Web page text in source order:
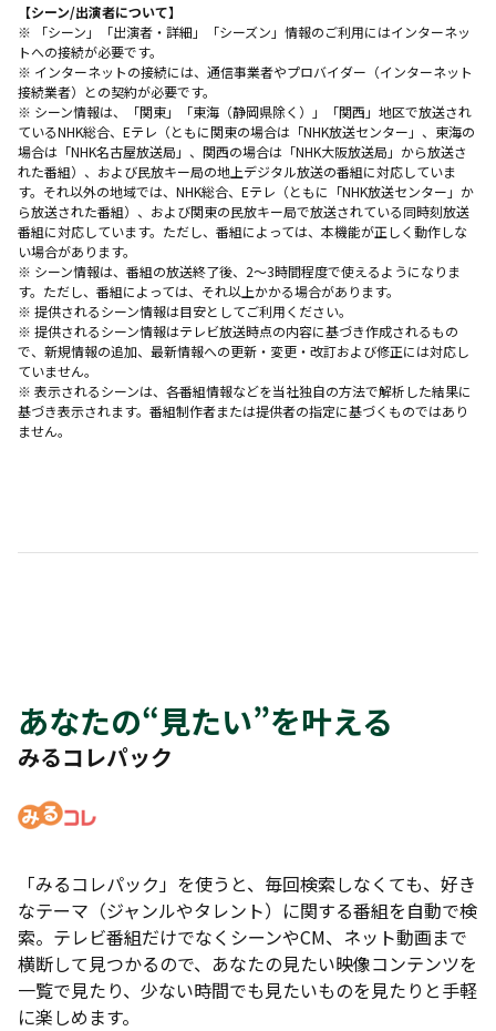
【シーン/出演者について】
※ 「シーン」「出演者・詳細」「シーズン」情報のご利用にはインターネッ
トへの接続が必要です。
※ インターネットの接続には、通信事業者やプロバイダー（インターネット
接続業者）との契約が必要です。
※ シーン情報は、「関東」「東海（静岡県除く）」「関西」地区で放送され
ているNHK総合、Eテレ（ともに関東の場合は「NHK放送センター」、東海の
場合は「NHK名古屋放送局」、関西の場合は「NHK大阪放送局」から放送さ
れた番組）、および民放キー局の地上デジタル放送の番組に対応していま
す。それ以外の地域では、NHK総合、Eテレ（ともに「NHK放送センター」か
ら放送された番組）、および関東の民放キー局で放送されている同時刻放送
番組に対応しています。ただし、番組によっては、本機能が正しく動作しな
い場合があります。
※ シーン情報は、番組の放送終了後、2〜3時間程度で使えるようになりま
す。ただし、番組によっては、それ以上かかる場合があります。
※ 提供されるシーン情報は目安としてご利用ください。
※ 提供されるシーン情報はテレビ放送時点の内容に基づき作成されるもの
で、新規情報の追加、最新情報への更新・変更・改訂および修正には対応し
ていません。
※ 表示されるシーンは、各番組情報などを当社独自の方法で解析した結果に
基づき表示されます。番組制作者または提供者の指定に基づくものではあり
ません。
あなたの“見たい”を叶える
みるコレパック
「みるコレパック」を使うと、毎回検索しなくても、好き
なテーマ（ジャンルやタレント）に関する番組を自動で検
索。テレビ番組だけでなくシーンやCM、ネット動画まで
横断して見つかるので、あなたの見たい映像コンテンツを
一覧で見たり、少ない時間でも見たいものを見たりと手軽
に楽しめます。